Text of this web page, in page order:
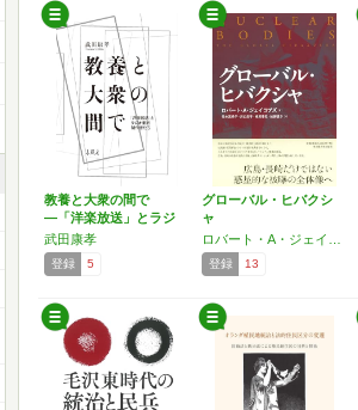
教養と大衆の間で
―「洋楽放送」とラジ
オ番組制…
武田康孝
登録 5
グローバル・ヒバクシ
ャ
登録 13